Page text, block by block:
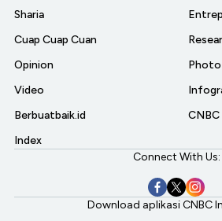
Sharia
Cuap Cuap Cuan
Opinion
Video
Berbuatbaik.id
Index
Photo
Connect With Us:
Download aplikasi CNBC